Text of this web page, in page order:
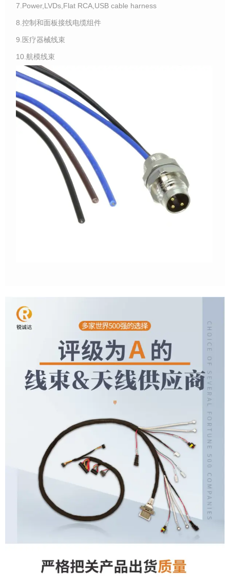
7.Power,LVDs,Flat RCA,USB cable harness
8.控制和面板接线电缆组件
9.医疗器械线束
10.航模线束